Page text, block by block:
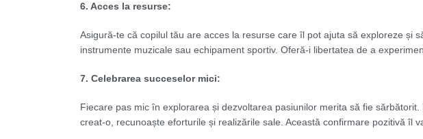
6. Acces la resurse:
Asigură-te că copilul tău are acces la resurse care îl pot ajuta să exploreze și
instrumente muzicale sau echipament sportiv. Oferă-i libertatea de a
7. Celebrarea succeselor mici:
Fiecare pas mic în explorarea și dezvoltarea pasiunilor merita să fie
creat-o, recunoaște eforturile și realizările sale. Această confirmare pozitivă îl